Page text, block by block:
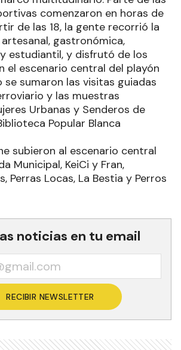
comenzaron en horas de
de las 18, la gente recorrió la
gastronómica,
estudiantil, y disfrutó de los
el escenario central del playón
se sumaron las visitas guiadas
y las muestras
Urbanas y Senderos de
Popular Blanca
subieron al escenario central
Municipal, KeiCi y Fran,
Perras Locas, La Bestia y Perros
noticias en tu email
RECIBIR NEWSLETTER